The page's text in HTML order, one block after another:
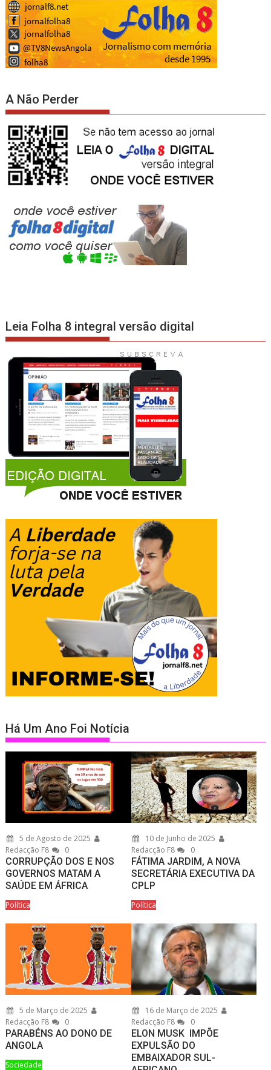
A Não Perder
Leia Folha 8 integral versão digital
Há Um Ano Foi Notícia
5 de Agosto de 2025
Redacção F8
0
CORRUPÇÃO DOS E NOS
GOVERNOS MATAM A
SAÚDE EM ÁFRICA
Política
10 de Junho de 2025
Redacção F8
0
FÁTIMA JARDIM, A NOVA
SECRETÁRIA EXECUTIVA DA
CPLP
Política
5 de Março de 2025
Redacção F8
0
PARABÉNS AO DONO DE
ANGOLA
Sociedade
16 de Março de 2025
Redacção F8
0
ELON MUSK IMPÕE
EXPULSÃO DO
EMBAIXADOR SUL-